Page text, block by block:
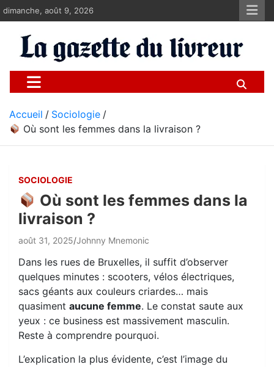
Aller
au
contenu
dimanche, août 9, 2026
La gazette du livreur
Pour les livreurs Uber, Deliveroo et les autres
Accueil
Sociologie
Où sont les femmes dans la livraison ?
SOCIOLOGIE
Où sont les femmes dans la
livraison ?
août 31, 2025 Johnny Mnemonic
Dans les rues de Bruxelles, il suffit d’observer
quelques minutes : scooters, vélos électriques,
sacs géants aux couleurs criardes… mais
quasiment aucune femme. Le constat saute aux
yeux : ce business est massivement masculin.
Reste à comprendre pourquoi.
L’explication la plus évidente, c’est l’image du